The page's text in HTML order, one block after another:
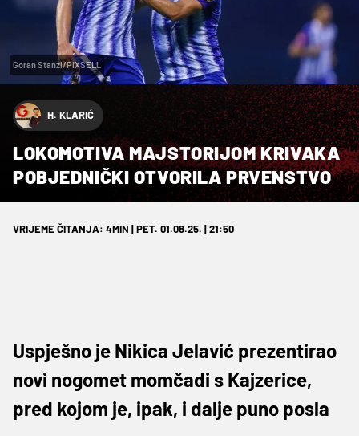
Goran Stanzl/PIXSELL
H. KLARIĆ
LOKOMOTIVA MAJSTORIJOM KRIVAKA
POBJEDNIČKI OTVORILA PRVENSTVO
VRIJEME ČITANJA: 4MIN | PET. 01.08.25. | 21:50
Uspješno je Nikica Jelavić prezentirao
novi nogomet momčadi s Kajzerice,
pred kojom je, ipak, i dalje puno posla